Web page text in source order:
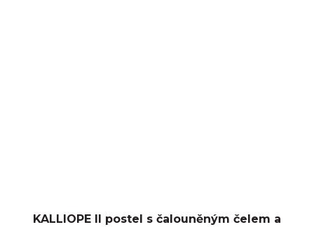
KALLIOPE II postel s čalouněným čelem a